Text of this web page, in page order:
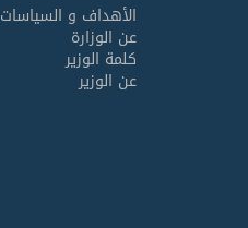
الأهداف و السياسات
عن الوزارة
كلمة الوزير
عن الوزير